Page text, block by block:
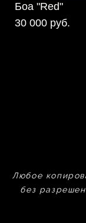
Боа "Red"
30 000 pуб.
Любое
без